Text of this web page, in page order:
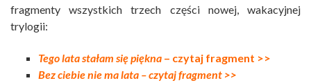
fragmenty wszystkich trzech części nowej, wakacyjnej
trylogii:
Tego lata stałam się piękna – czytaj fragment >>
Bez ciebie nie ma lata – czytaj fragment >>